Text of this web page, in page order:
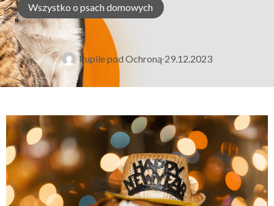
Wszystko o psach domowych
Pupile pod Ochroną 29.12.2023